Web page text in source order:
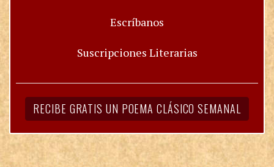
Escríbanos
Suscripciones Literarias
RECIBE GRATIS UN POEMA CLÁSICO SEMANAL